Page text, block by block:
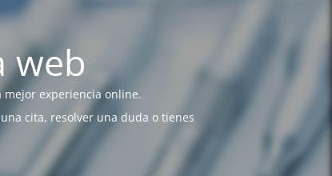
web
experiencia online.
cita, resolver una duda o tienes